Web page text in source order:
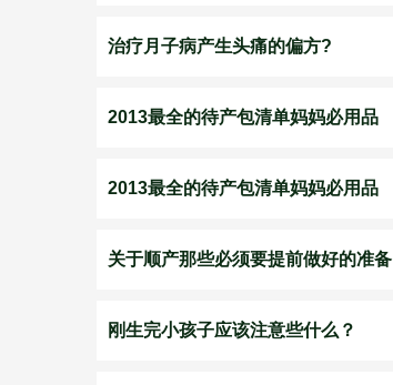
治疗月子病产生头痛的偏方?
2013最全的待产包清单妈妈必用品
2013最全的待产包清单妈妈必用品
关于顺产那些必须要提前做好的准备
刚生完小孩子应该注意些什么？